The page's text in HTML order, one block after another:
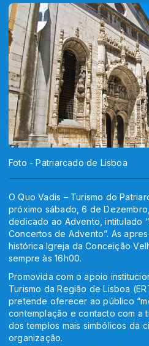
Foto - Patriarcado de Lisboa
O Quo Vadis – Turismo do
próximo sábado, 6 de
dedicado ao Advento, intitulado
Concertos de Advento”. As
histórica Igreja da Conceição
sempre às 16h00.
Promovida com o apoio
Turismo da Região de Lisboa
pretende oferecer ao público
contemplação e contacto com a
dos templos mais simbólicos da
organização.